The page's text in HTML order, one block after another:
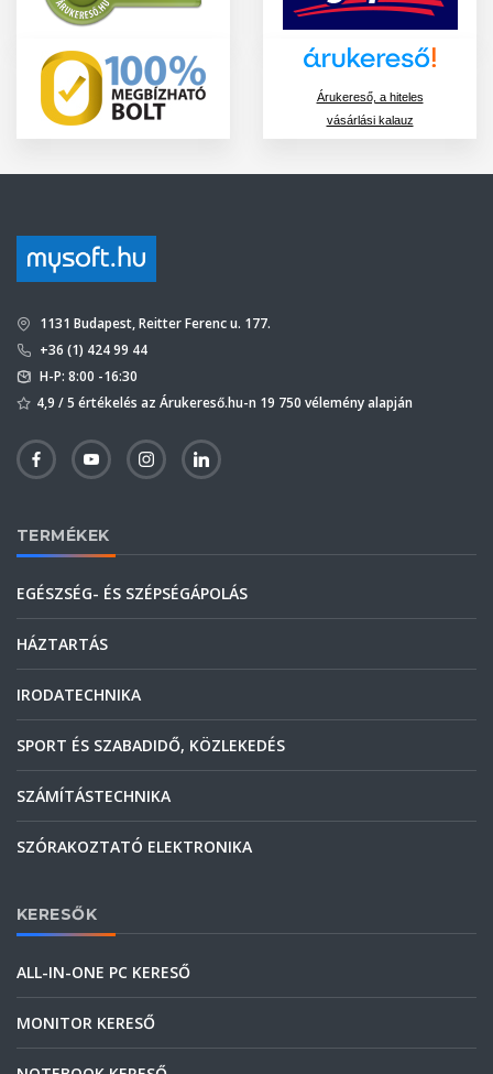
Árukereső, a hiteles
vásárlási kalauz
1131 Budapest, Reitter Ferenc u. 177.
+36 (1) 424 99 44
H-P: 8:00 -16:30
4,9 / 5 értékelés az Árukereső.hu-n 19 750 vélemény alapján
TERMÉKEK
EGÉSZSÉG- ÉS SZÉPSÉGÁPOLÁS
HÁZTARTÁS
IRODATECHNIKA
SPORT ÉS SZABADIDŐ, KÖZLEKEDÉS
SZÁMÍTÁSTECHNIKA
SZÓRAKOZTATÓ ELEKTRONIKA
KERESŐK
ALL-IN-ONE PC KERESŐ
MONITOR KERESŐ